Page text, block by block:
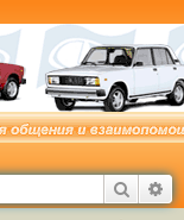
Поиск